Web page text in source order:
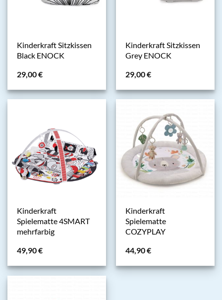
Kinderkraft Sitzkissen
Black ENOCK
29,00€
Kinderkraft Sitzkissen
Grey ENOCK
29,00€
Kinderkraft
Spielematte 4SMART
mehrfarbig
49,90€
Kinderkraft
Spielematte
COZYPLAY
44,90€